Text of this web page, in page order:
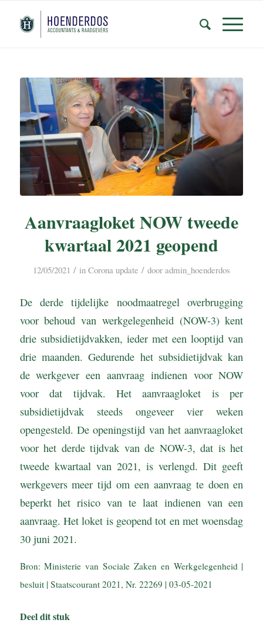
Aanvraagloket NOW tweede
kwartaal 2021 geopend
12/05/2021 / in Corona update / door admin_hoenderdos
De derde tijdelijke noodmaatregel overbrugging
voor behoud van werkgelegenheid (NOW-3) kent
drie subsidietijdvakken, ieder met een looptijd van
drie maanden. Gedurende het subsidietijdvak kan
de werkgever een aanvraag indienen voor NOW
voor dat tijdvak. Het aanvraagloket is per
subsidietijdvak steeds ongeveer vier weken
opengesteld. De openingstijd van het aanvraagloket
voor het derde tijdvak van de NOW-3, dat is het
tweede kwartaal van 2021, is verlengd. Dit geeft
werkgevers meer tijd om een aanvraag te doen en
beperkt het risico van te laat indienen van een
aanvraag. Het loket is geopend tot en met woensdag
30 juni 2021.
Bron: Ministerie van Sociale Zaken en Werkgelegenheid |
besluit | Staatscourant 2021, Nr. 22269 | 03-05-2021
Deel dit stuk